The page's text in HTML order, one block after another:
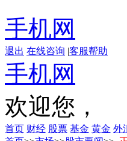
手机网
退出 在线咨询 |客服帮助
手机网
欢迎您，
首页 财经 股票 基金 黄金 外